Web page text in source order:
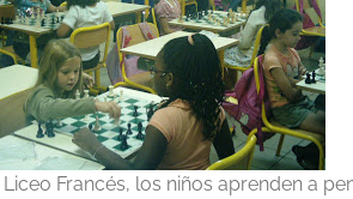
Francés, los niños aprenden a